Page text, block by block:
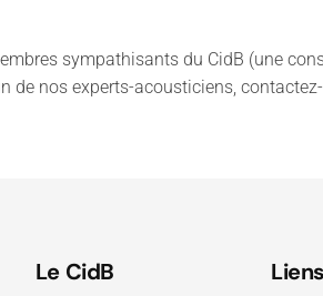
sympathisants du CidB (une
de nos experts-acousticiens,
Le CidB